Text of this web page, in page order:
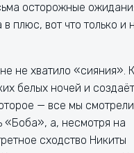
осторожные
плюс, вот что только и
не хватило «сияния».
белых ночей и
— все мы
«Боба», а, несмотря на
сходство Никиты